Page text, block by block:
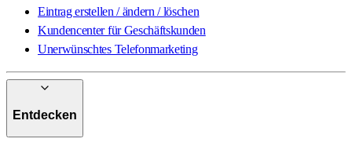
Eintrag erstellen / ändern / löschen
Kundencenter für Geschäftskunden
Unerwünschtes Telefonmarketing
Entdecken